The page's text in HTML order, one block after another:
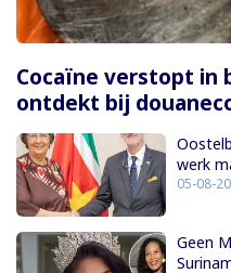
Cocaïne verstopt in
ontdekt bij
werk
05-08-
Geen